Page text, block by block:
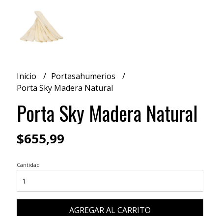
Inicio
Portasahumerios
Porta Sky Madera Natural
Porta Sky Madera Natural
$655,99
Cantidad
AGREGAR AL CARRITO